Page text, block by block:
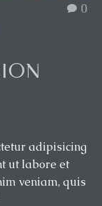
0
adipisicing
ut labore et
veniam, quis